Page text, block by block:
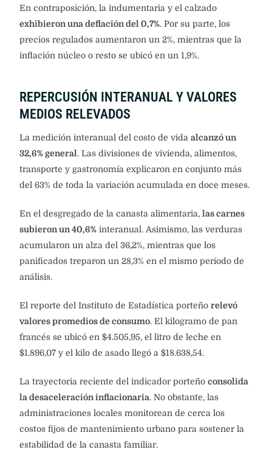
En contraposición, la indumentaria y el calzado
exhibieron una deflación del 0,7%. Por su parte, los
precios regulados aumentaron un 2%, mientras que la
inflación núcleo o resto se ubicó en un 1,9%.
REPERCUSIÓN INTERANUAL Y VALORES
MEDIOS RELEVADOS
La medición interanual del costo de vida alcanzó un
32,6% general . Las divisiones de vivienda, alimentos,
transporte y gastronomía explicaron en conjunto más
del 63% de toda la variación acumulada en doce meses.
En el desgregado de la canasta alimentaria, las carnes
subieron un 40,6% interanual. Asimismo, las verduras
acumularon un alza del 36,2%, mientras que los
panificados treparon un 28,3% en el mismo período de
análisis.
El reporte del Instituto de Estadística porteño relevó
valores promedios de consumo. El kilogramo de pan
francés se ubicó en $4.505,95, el litro de leche en
$1.896,07 y el kilo de asado llegó a $18.638,54.
La trayectoria reciente del indicador porteño consolida
la desaceleración inflacionaria. No obstante, las
administraciones locales monitorean de cerca los
costos fijos de mantenimiento urbano para sostener la
estabilidad de la canasta familiar.